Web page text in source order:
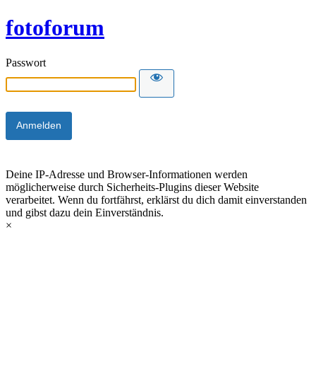
fotoforum
Passwort
Deine IP-Adresse und Browser-Informationen werden
möglicherweise durch Sicherheits-Plugins dieser Website
verarbeitet. Wenn du fortfährst, erklärst du dich damit einverstanden
und gibst dazu dein Einverständnis.
×